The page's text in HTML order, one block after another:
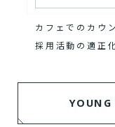
カフェでのカウ
採用活動の適正
YOUNG